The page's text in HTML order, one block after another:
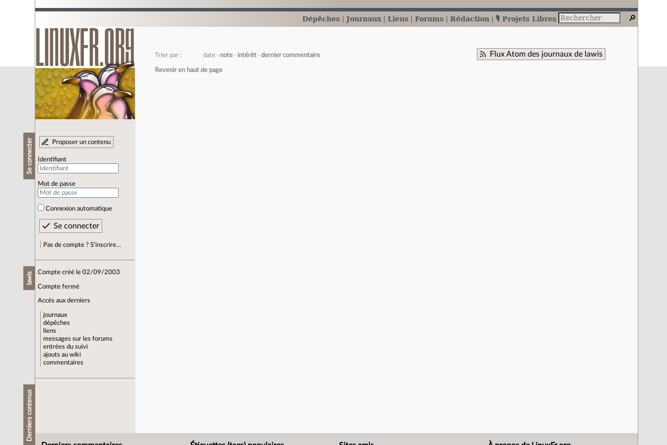
Dépêches Journaux Liens Forums Rédaction 🎙️ Projets Libres
Se connecter Proposer un contenu
Identifiant
Mot de passe
Connexion automatique
Pas de compte ? S’inscrire…
lawis Compte créé le 02/09/2003
Compte fermé
Accès aux derniers
journaux
dépêches
liens
messages sur les forums
entrées du suivi
ajouts au wiki
commentaires
Derniers contenus
Flux Atom des journaux de lawis
Trier par : date note intérêt dernier commentaire
Revenir en haut de page